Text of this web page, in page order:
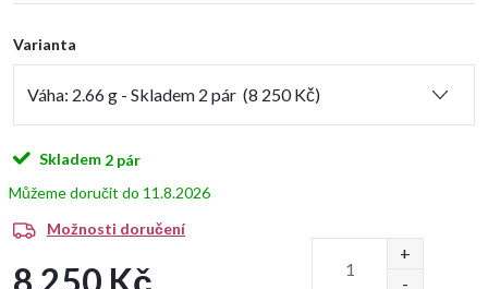
Varianta
Skladem 2 pár
11.8.2026
Možnosti doručení